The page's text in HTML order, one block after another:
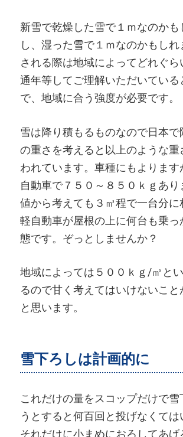
新雪で乾燥した雪で１ｍなのかも
し、湿った雪で１ｍなのかもし
される際は地域によってどれぐら
通年等してご理解いただいている
で、地域に合う強度が必要です。
雪は降り積もるものなので日本で
の重さを考えると以上のような重
われています。車種にもよります
自動車で７５０～８５０ｋｇあり
値から考えても３㎥程で一台分に
軽自動車が屋根の上に何台も乗っ
態です。ぞっとしませんか？
地域によっては５００ｋｇ/㎥と
るので甘く考えてはいけないこと
と思います。
雪下ろしは計画的に
これだけの量をスコップだけで雪
うとすると何百回と投げなくては
それだけに小まめにおろしてあげ